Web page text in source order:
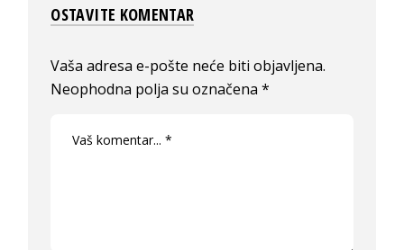
OSTAVITE KOMENTAR
Vaša adresa e-pošte neće biti objavljena.
Neophodna polja su označena*